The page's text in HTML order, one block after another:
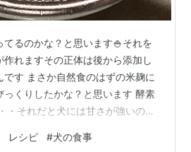
るのかな？と思います🍚それを
れますその正体は後から添加し
す まさか自然食のはずの米麹に
っくりしたかな？と思います 酵素
・それだと犬には甘さが強いので
ま～いを解消する事が出来ます
レシピ #犬の食事